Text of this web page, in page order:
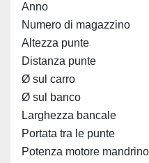
Anno
Numero di magazzino
Altezza punte
Distanza punte
Ø sul carro
Ø sul banco
Larghezza bancale
Portata tra le punte
Potenza motore mandrino